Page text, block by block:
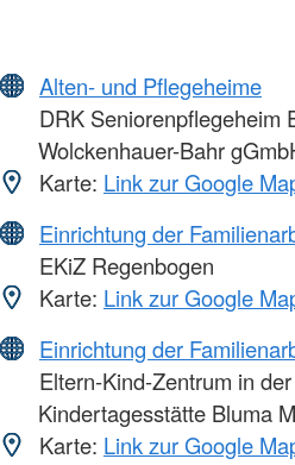
Alten- und Pflegeheime
DRK Seniorenpflegeheim
Wolckenhauer-Bahr
Karte: Link zur Google
Einrichtung der
EKiZ Regenbogen
Karte: Link zur Google
Einrichtung der
Eltern-Kind-Zentrum in
Kindertagesstätte Bluma
Karte: Link zur Google